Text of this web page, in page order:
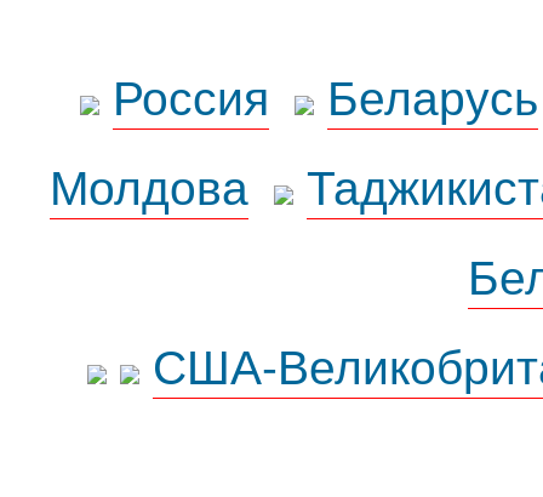
Россия
Беларусь
Молдова
США-